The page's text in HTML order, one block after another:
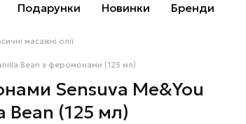
Подарунки Новинки Бренди
масажні олії
Bean з феромонами (125 мл)
Sensuva Me&You
(125 мл)